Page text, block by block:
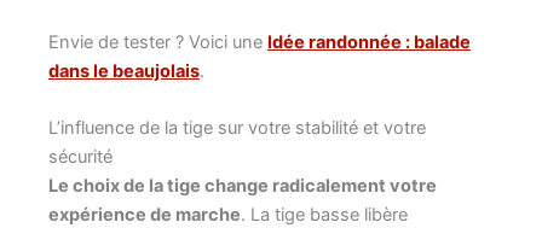
Envie de tester ? Voici une Idée randonnée : balade
dans le beaujolais.
L’influence de la tige sur votre stabilité et votre
sécurité
Le choix de la tige change radicalement votre
expérience de marche. La tige basse libère